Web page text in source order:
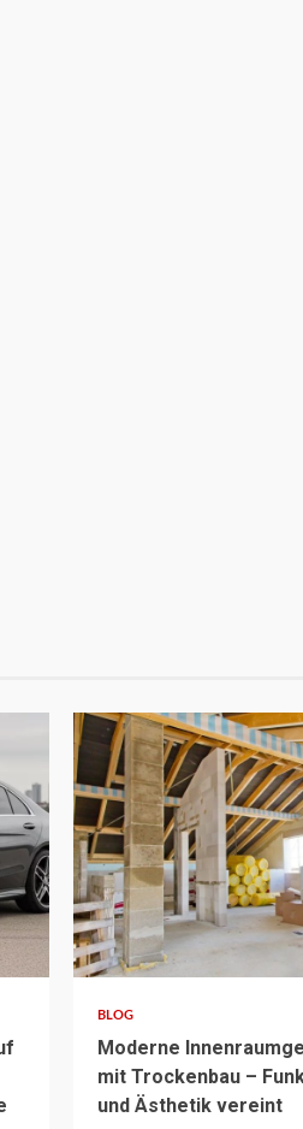
3 min read
BLOG
Moderne
mit Trockenbau –
und Ästhetik vereint